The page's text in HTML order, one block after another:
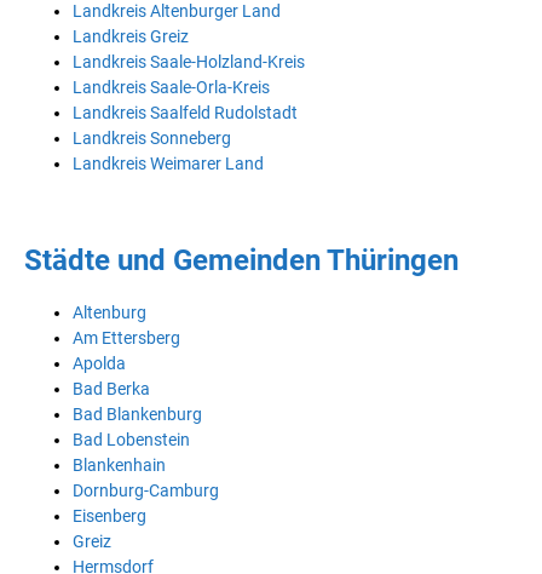
Landkreis Altenburger Land
Landkreis Greiz
Landkreis Saale-Holzland-Kreis
Landkreis Saale-Orla-Kreis
Landkreis Saalfeld Rudolstadt
Landkreis Sonneberg
Landkreis Weimarer Land
Städte und Gemeinden Thüringen
Altenburg
Am Ettersberg
Apolda
Bad Berka
Bad Blankenburg
Bad Lobenstein
Blankenhain
Dornburg-Camburg
Eisenberg
Greiz
Hermsdorf